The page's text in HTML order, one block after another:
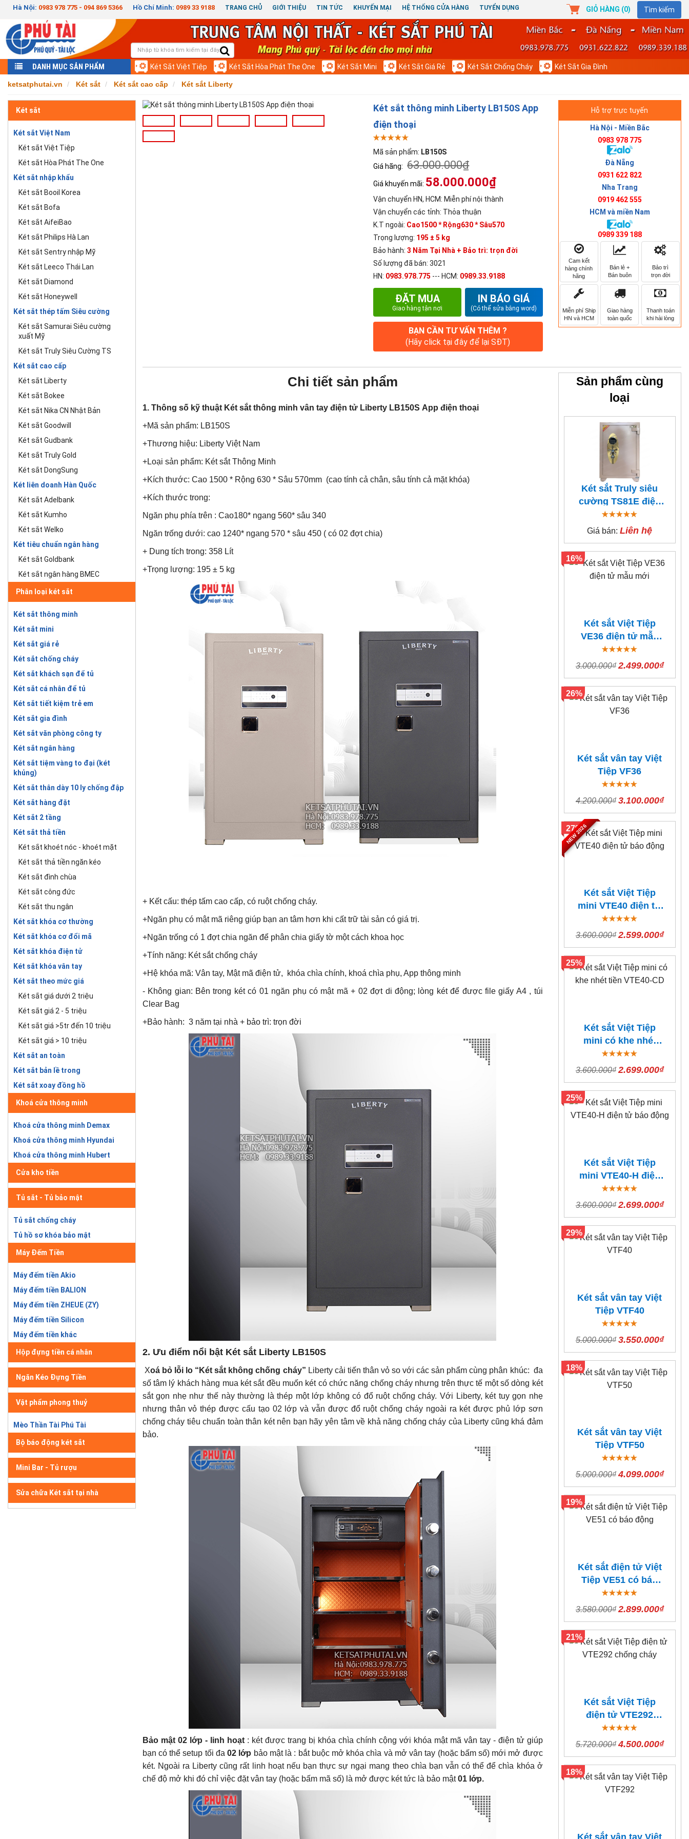
Hà Nội: 0983 978 775 - 094 869 5366 Hồ Chí Minh: 0989 33 9188 TRANG CHỦ GIỚI THIỆU TIN TỨC KHUYẾN MẠI HỆ THỐNG CỬA HÀNG TUYỂN DỤNG GIỎ HÀNG (0) Tìm kiếm
DANH MỤC SẢN PHẨM Két Sắt Việt Tiệp Két Sắt Hòa Phát The One Két Sắt Mini Két Sắt Giá Rẻ Két Sắt Chống Cháy Két Sắt Gia Đình
ketsatphutai.vn Két sắt Két sắt cao cấp Két sắt Liberty
Két sắt
Két sắt Việt Nam
Két sắt Việt Tiệp
Két sắt Hòa Phát The One
Két sắt nhập khẩu
Két sắt Booil Korea
Két sắt Bofa
Két sắt AifeiBao
Két sắt Philips Hà Lan
Két sắt Sentry nhập Mỹ
Két sắt Leeco Thái Lan
Két sắt Diamond
Két sắt Honeywell
Két sắt thép tấm Siêu cường
Két sắt Samurai Siêu cường
xuất Mỹ
Két sắt Truly Siêu Cường TS
Két sắt cao cấp
Két sắt Liberty
Két sắt Bokee
Két sắt Nika CN Nhật Bản
Két sắt Goodwill
Két sắt Gudbank
Két sắt Truly Gold
Két sắt DongSung
Két liên doanh Hàn Quốc
Két sắt Adelbank
Két sắt Kumho
Két sắt Welko
Két tiêu chuẩn ngân hàng
Két sắt Goldbank
Két sắt ngân hàng BMEC
Phân loại két sắt
Két sắt thông minh
Két sắt mini
Két sắt giá rẻ
Két sắt chống cháy
Két sắt khách sạn để tủ
Két sắt cá nhân để tủ
Két sắt tiết kiệm trẻ em
Két sắt gia đình
Két sắt văn phòng công ty
Két sắt ngân hàng
Két sắt tiệm vàng to đại (két
khủng)
Két sắt thân dày 10 ly chống đập
Két sắt hàng đặt
Két sắt 2 tầng
Két sắt thả tiền
Két sắt khoét nóc - khoét mặt
Két sắt thả tiền ngăn kéo
Két sắt đình chùa
Két sắt công đức
Két sắt thu ngân
Két sắt khóa cơ thường
Két sắt khóa cơ đổi mã
Két sắt khóa điện tử
Két sắt khóa vân tay
Két sắt theo mức giá
Két sắt giá dưới 2 triệu
Két sắt giá 2 - 5 triệu
Két sắt giá >5tr đến 10 triệu
Két sắt giá > 10 triệu
Két sắt an toàn
Két sắt bản lề trong
Két sắt xoay đồng hồ
Khoá cửa thông minh
Khoá cửa thông minh Demax
Khoá cửa thông minh Hyundai
Khoá cửa thông minh Hubert
Cửa kho tiền
Tủ sắt - Tủ bảo mật
Tủ sắt chống cháy
Tủ hồ sơ khóa bảo mật
Máy Đếm Tiền
Máy đếm tiền Akio
Máy đếm tiền BALION
Máy đếm tiền ZHEUE (ZY)
Máy đếm tiền Silicon
Máy đếm tiền khác
Hộp đựng tiền cá nhân
Ngăn Kéo Đựng Tiền
Vật phẩm phong thuỷ
Mèo Thần Tài Phú Tài
Bộ báo động két sắt
Mini Bar - Tủ rượu
Sửa chữa Két sắt tại nhà
Két sắt thông minh Liberty LB150S App
điện thoại
Mã sản phẩm: LB150S
Giá hãng: 63.000.000₫
Giá khuyến mãi: 58.000.000₫
Vận chuyển HN, HCM: Miễn phí nội thành
Vận chuyển các tỉnh: Thỏa thuận
K.T ngoài: Cao1500 * Rộng630 * Sâu570
Trọng lượng: 195 ± 5 kg
Bảo hành:3 Năm Tại Nhà + Bảo trì: trọn đời
Số lượng đã bán: 3021
HN: 0983.978.775 --- HCM: 0989.33.9188
ĐẶT MUA
Giao hàng tận nơi
IN BÁO GIÁ
(Có thể sửa bằng word)
BẠN CẦN TƯ VẤN THÊM ?
(Hãy click tại đây để lại SĐT)
Hỗ trợ trực tuyến
Hà Nội - Miền Bắc
0983 978 775
Đà Nẵng
0931 622 822
Nha Trang
0919 462 555
HCM và miền Nam
0989 339 188
Cam kết
hàng chính
hãng
Bán lẻ +
Bán buôn
Bảo trì
trọn đời
Miễn phí Ship
HN và HCM
Giao hàng
toàn quốc
Thanh toán
khi hài lòng
Chi tiết sản phẩm
1. Thông số kỹ thuật Két sắtthông minh vân tay điện tử Liberty LB150S App điện thoại
+Mã sản phẩm: LB150S
+Thương hiệu: Liberty Việt Nam
+Loại sản phẩm: Két sắt Thông Minh
+Kích thước: Cao 1500 * Rộng 630 * Sâu 570mm (cao tính cả chân, sâu tính cả mặt khóa)
+Kích thước trong:
Ngăn phụ phía trên : Cao180* ngang 560* sâu 340
Ngăn trống dưới: cao 1240* ngang 570 * sâu 450 ( có 02 đợt chia)
+ Dung tích trong: 358 Lít
+Trọng lượng: 195 ± 5 kg
+ Kết cấu: thép tấm cao cấp, có ruột chống cháy.
+Ngăn phụ có mật mã riêng giúp bạn an tâm hơn khi cất trữ tài sản có giá trị.
+Ngăn trống có 1 đợt chia ngăn để phân chia giấy tờ một cách khoa học
+Tính năng: Két sắt chống cháy
+Hệ khóa mã: Vân tay, Mật mã điện tử, khóa chìa chính, khoá chìa phụ, App thông minh
- Không gian: Bên trong két có 01 ngăn phụ có mật mã + 02 đợt di động; lòng két để được file giấy A4 , túi
Clear Bag
+Bảo hành: 3 năm tại nhà + bảo trì: trọn đời
2. Ưu điểm nổi bật Két sắt Liberty LB150S
Xoá bỏ lỗi lo “Két sắt không chống cháy” Liberty cải tiến thân vỏ so với các sản phẩm cùng phân khúc: đa
số tâm lý khách hàng mua két sắt đều muốn két có chức năng chống cháy nhưng trên thực tế một số dòng két
sắt gọn nhẹ như thế này thường là thép một lớp không có đổ ruột chống cháy. Với Liberty, két tuy gọn nhẹ
nhưng thân vỏ thép được cấu tạo 02 lớp và vẫn được đổ ruột chống cháy ngoài ra két được phủ lớp sơn
chống cháy tiêu chuẩn toàn thân két nên bạn hãy yên tâm về khả năng chống cháy của Liberty cũng khá đảm
bảo.
Bảo mật 02 lớp - linh hoạt: két được trang bị khóa chìa chính cộng với khóa mật mã vân tay - điện tử giúp
bạn có thể setup tối đa02 lớp bảo mật là : bắt buộc mở khóa chìa và mở vân tay (hoặc bấm số) mới mở được
két. Ngoài ra Liberty cũng rất linh hoạt nếu bạn thực sự ngại mang theo chìa bạn vẫn có thể để chìa khóa ở
chế độ mở khi đó chỉ việc đặt vân tay (hoặc bấm mã số) là mở được két tức là bảo mật01 lớp.
Sản phẩm cùng
loại
Két sắt Truly siêu
cường TS81E điện
tử
Giá bán:Liên hệ
Két sắt Việt Tiệp
VE36 điện tử mẫu
mới
3.000.000₫ 2.499.000₫
16%
Két sắt vân tay Việt
Tiệp VF36
4.200.000₫ 3.100.000₫
26%
Két sắt Việt Tiệp
mini VTE40 điện tử
báo động
3.600.000₫ 2.599.000₫
27%
NEW 2026
Két sắt Việt Tiệp
mini có khe nhét
tiền VTE40-CD
3.600.000₫ 2.699.000₫
25%
Két sắt Việt Tiệp
mini VTE40-H điện
tử báo động
3.600.000₫ 2.699.000₫
25%
Két sắt vân tay Việt
Tiệp VTF40
5.000.000₫ 3.550.000₫
29%
Két sắt vân tay Việt
Tiệp VTF50
5.000.000₫ 4.099.000₫
18%
Két sắt điện tử Việt
Tiệp VE51 có báo
động
3.580.000₫ 2.899.000₫
19%
Két sắt Việt Tiệp
điện tử VTE292
chống cháy
5.720.000₫ 4.500.000₫
21%
Két sắt vân tay Việt
18%